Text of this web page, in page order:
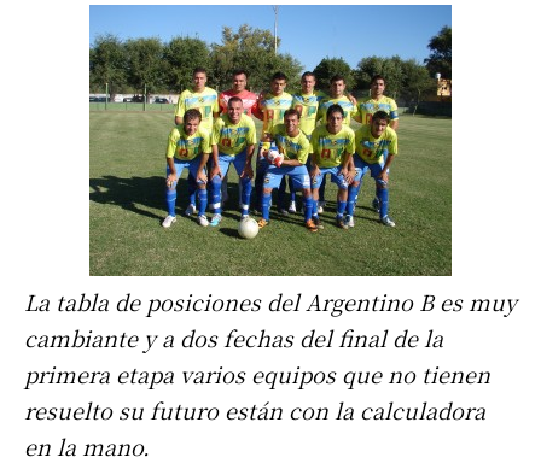
La tabla de posiciones del Argentino B es muy
cambiante y a dos fechas del final de la
primera etapa varios equipos que no tienen
resuelto su futuro están con la calculadora
en la mano.